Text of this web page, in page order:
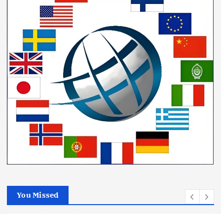
You Missed